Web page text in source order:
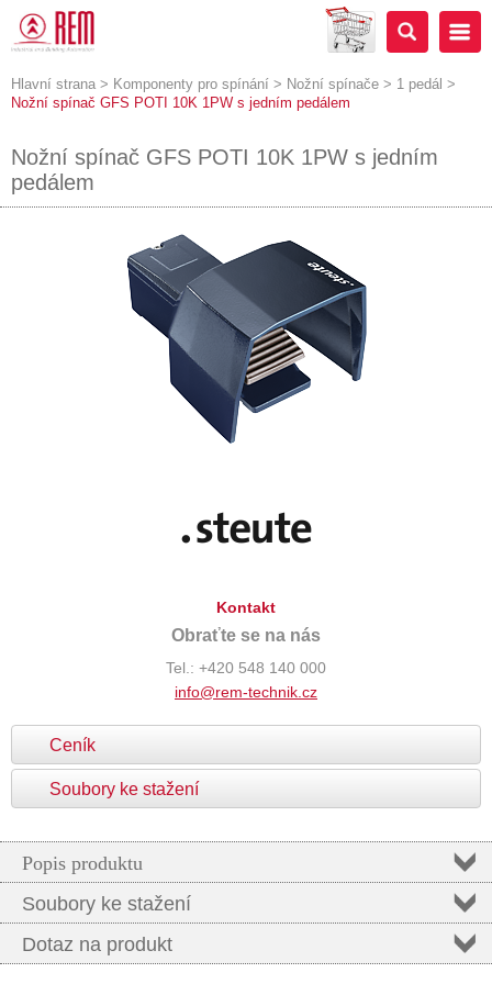
Hlavní strana > Komponenty pro spínání > Nožní spínače > 1 pedál >
Nožní spínač GFS POTI 10K 1PW s jedním pedálem
Nožní spínač GFS POTI 10K 1PW s jedním
pedálem
Kontakt
Obraťte se na nás
Tel.: +420 548 140 000
info@rem-technik.cz
Ceník
Soubory ke stažení
Popis produktu
Soubory ke stažení
Dotaz na produkt